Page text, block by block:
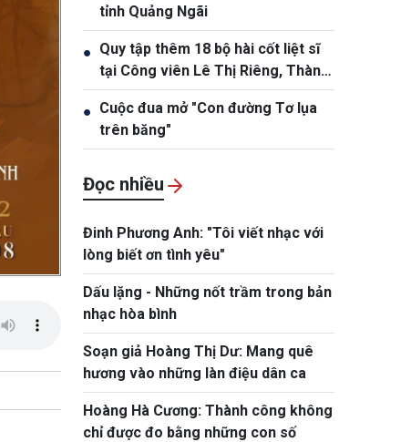
tỉnh Quảng Ngãi
● Quy tập thêm 18 bộ hài cốt liệt sĩ
tại Công viên Lê Thị Riêng, Thành
phố Hồ Chí Minh
● Cuộc đua mở "Con đường Tơ lụa
trên băng"
Đọc nhiều
Đinh Phương Anh: "Tôi viết nhạc với
lòng biết ơn tình yêu"
Dấu lặng - Những nốt trầm trong bản
nhạc hòa bình
Soạn giả Hoàng Thị Dư: Mang quê
hương vào những làn điệu dân ca
Hoàng Hà Cương: Thành công không
chỉ được đo bằng những con số